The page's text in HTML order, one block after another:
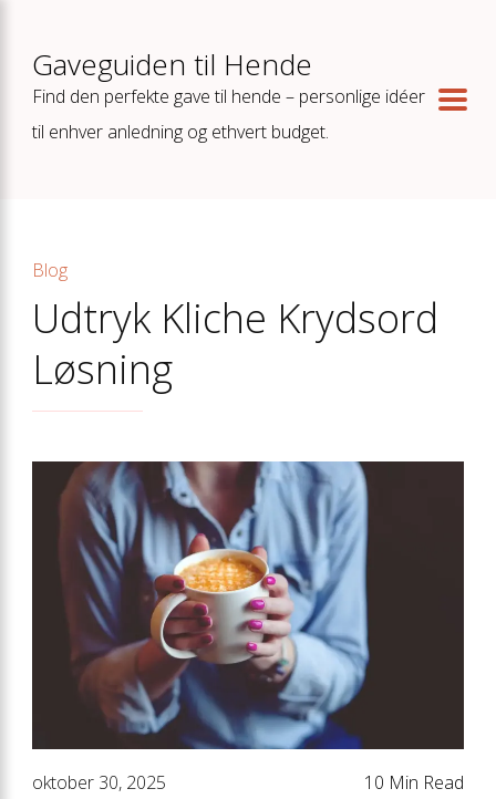
Gaveguiden til Hende
Find den perfekte gave til hende – personlige idéer
til enhver anledning og ethvert budget.
Blog
Udtryk Kliche Krydsord
Løsning
oktober 30, 2025 10 Min Read